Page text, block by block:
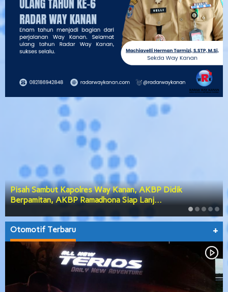
Pisah Sambut Kapolres Way Kanan, AKBP Didik
Berpamitan, AKBP Ramadhona Siap Lanj…
Otomotif Terbaru +